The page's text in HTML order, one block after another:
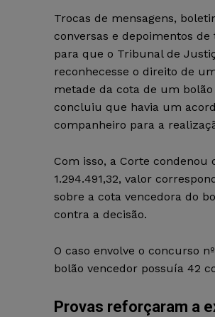
Trocas de mensagens,
conversas e depoimentos
para que o Tribunal de
reconhecesse o direito de
metade da cota de um
concluiu que havia um
companheiro para a
Com isso, a Corte condenou
1.294.491,32, valor
sobre a cota vencedora do
contra a decisão.
O caso envolve o concurso
bolão vencedor possuía 42
Provas reforçaram a